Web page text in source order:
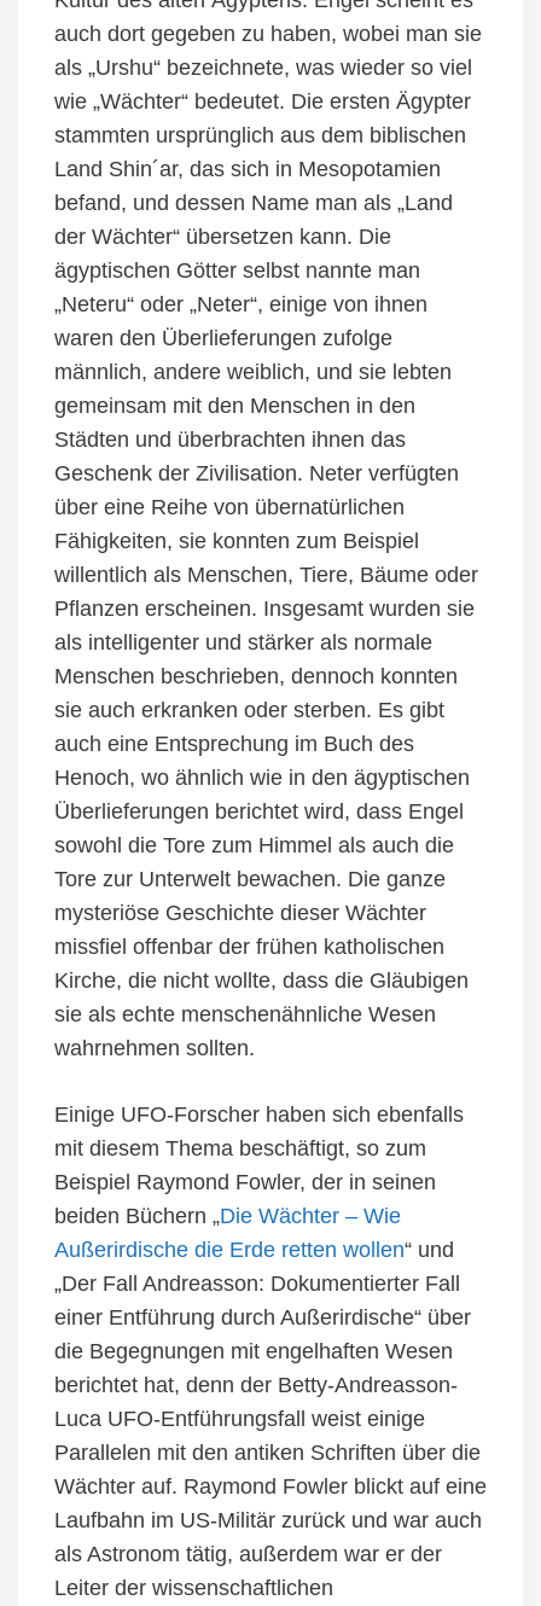
auch dort gegeben zu haben, wobei man sie
als „Urshu“ bezeichnete, was wieder so viel
wie „Wächter“ bedeutet. Die ersten Ägypter
stammten ursprünglich aus dem biblischen
Land Shin´ar, das sich in Mesopotamien
befand, und dessen Name man als „Land
der Wächter“ übersetzen kann. Die
ägyptischen Götter selbst nannte man
„Neteru“ oder „Neter“, einige von ihnen
waren den Überlieferungen zufolge
männlich, andere weiblich, und sie lebten
gemeinsam mit den Menschen in den
Städten und überbrachten ihnen das
Geschenk der Zivilisation. Neter verfügten
über eine Reihe von übernatürlichen
Fähigkeiten, sie konnten zum Beispiel
willentlich als Menschen, Tiere, Bäume oder
Pflanzen erscheinen. Insgesamt wurden sie
als intelligenter und stärker als normale
Menschen beschrieben, dennoch konnten
sie auch erkranken oder sterben. Es gibt
auch eine Entsprechung im Buch des
Henoch, wo ähnlich wie in den ägyptischen
Überlieferungen berichtet wird, dass Engel
sowohl die Tore zum Himmel als auch die
Tore zur Unterwelt bewachen. Die ganze
mysteriöse Geschichte dieser Wächter
missfiel offenbar der frühen katholischen
Kirche, die nicht wollte, dass die Gläubigen
sie als echte menschenähnliche Wesen
wahrnehmen sollten.
Einige UFO-Forscher haben sich ebenfalls
mit diesem Thema beschäftigt, so zum
Beispiel Raymond Fowler, der in seinen
beiden Büchern „Die Wächter – Wie
Außerirdische die Erde retten wollen“ und
„Der Fall Andreasson: Dokumentierter Fall
einer Entführung durch Außerirdische“ über
die Begegnungen mit engelhaften Wesen
berichtet hat, denn der Betty-Andreasson-
Luca UFO-Entführungsfall weist einige
Parallelen mit den antiken Schriften über die
Wächter auf. Raymond Fowler blickt auf eine
Laufbahn im US-Militär zurück und war auch
als Astronom tätig, außerdem war er der
Leiter der wissenschaftlichen